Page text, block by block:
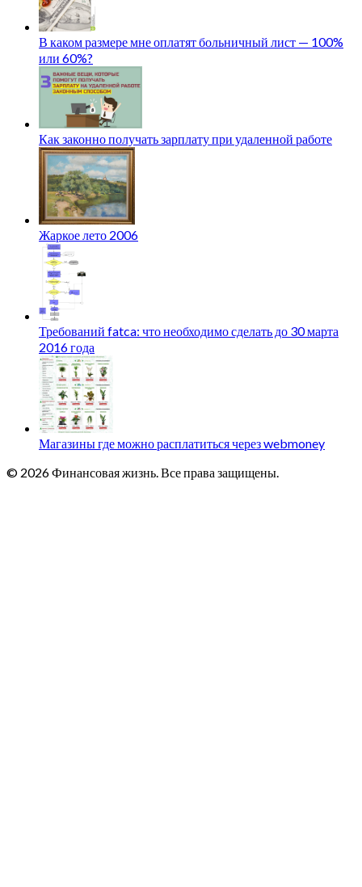
В каком размере мне оплатят больничный лист — 100%
или 60%?
Как законно получать зарплату при удаленной работе
Жаркое лето 2006
Требований fatca: что необходимо сделать до 30 марта
2016 года
Магазины где можно расплатиться через webmoney
© 2026 Финансовая жизнь. Все права защищены.